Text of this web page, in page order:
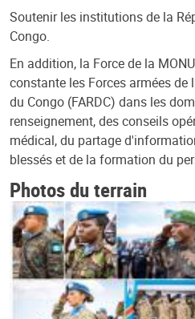
Soutenir les institutions de la
Congo.
En addition, la Force de la
constante les Forces armées
du Congo (FARDC) dans les
renseignement, des conseils
médical, du partage
blessés et de la formation du
Photos du terrain